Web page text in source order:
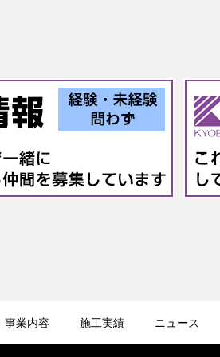
事業内容 施工実績 ニュース